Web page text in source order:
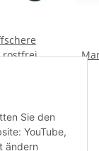
Sie den
YouTube,
ändern
rostfrei